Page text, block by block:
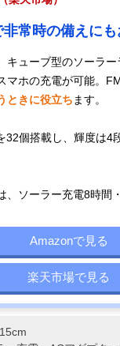
常時の備えに
キューブ型のソーラ
マホの充電が可能。
ときに役立ちます。
32個搭載し、輝度は4
、ソーラー充電8時間
Amazonで見る
楽天市場で見る